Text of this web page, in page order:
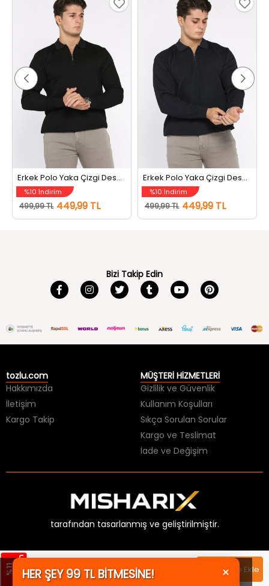
%
1
1
İ
n
d
i
r
i m 449,99 TL
399,99 TL
Sepete Ekle
Erkek Polo Yaka Çizgi Desenli Yarım Fermuarlı Triko Kazak Siyah
%10 İndirim
499,99 TL 449,99 TL
Erkek Polo Yaka Çizgi Desenli Yarım Fermuarlı Triko Kazak Lacivert
%10 İndirim
499,99 TL 449,99 TL
Bizi Takip Edin
tozlu.com
Hakkımızda
İletişim
Kargo Takip
MÜŞTERİ HİZMETLERİ
Gizlilik ve Güvenlik
Kullanım Koşulları
Sıkça Sorulan Sorular
Kargo ve Teslimat
İade ve Değişim
tarafından tasarlanmış ve geliştirilmiştir.
×
HER ŞEY 99 TL BİTMESİNE!